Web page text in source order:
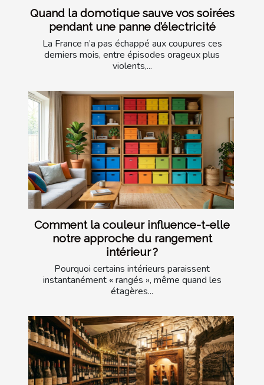
Quand la domotique sauve vos soirées
pendant une panne d’électricité
La France n’a pas échappé aux coupures ces
derniers mois, entre épisodes orageux plus
violents,...
Comment la couleur influence-t-elle
notre approche du rangement
intérieur ?
Pourquoi certains intérieurs paraissent
instantanément « rangés », même quand les
étagères...